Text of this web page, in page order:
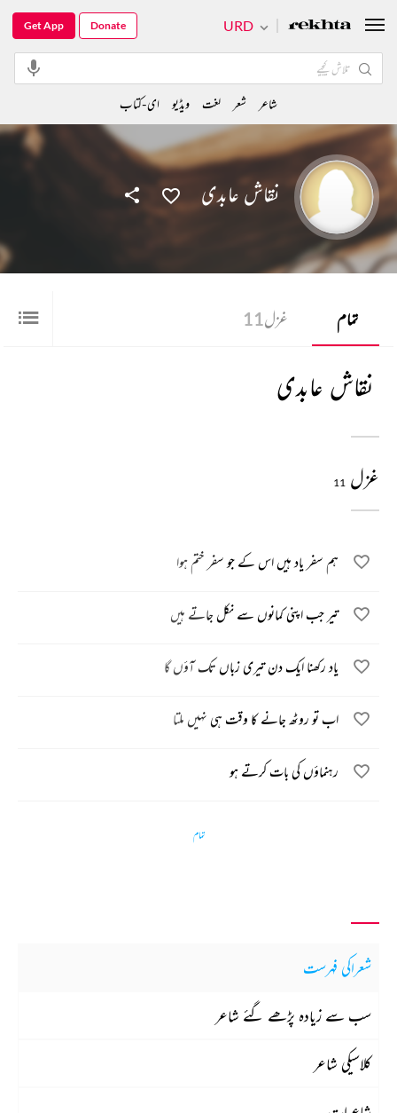
نقاش عابدی
تمام غزل11
نقاش عابدی
غزل 11
ہم سفر یاد ہیں اس کے جو سفر ختم ہوا
تیر جب اپنی کمانوں سے نکل جاتے ہیں
یاد رکھنا ایک دن تیری زباں تک آؤں گا
اب تو روٹھ جانے کا وقت ہی نہیں ملتا
رہنماؤں کی بات کرتے ہو
تمام
شعراکی فہرست
سب سے زیادہ پڑھے گئے شاعر
کلاسیکی شاعر
URD
Get App Donate
شاعر شعر لغت ویڈیو ای-کتاب